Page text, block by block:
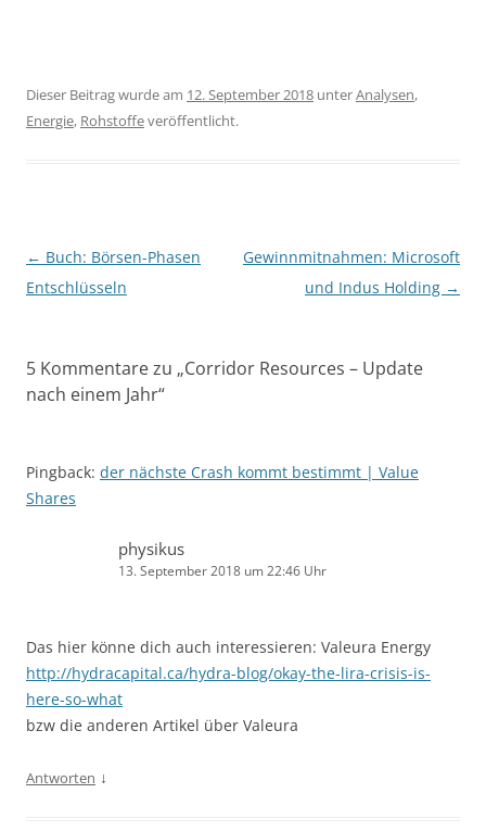
Dieser Beitrag wurde am 12. September 2018 unterAnalysen,
Energie, Rohstoffeveröffentlicht.
Beitragsnavigation
← Buch: Börsen-Phasen
Entschlüsseln
Gewinnmitnahmen: Microsoft
und Indus Holding →
5 Kommentare zu „Corridor Resources – Update
nach einem Jahr“
Pingback: der nächste Crash kommt bestimmt | Value
Shares
physikus
13. September 2018 um 22:46 Uhr
Das hier könne dich auch interessieren: Valeura Energy
http://hydracapital.ca/hydra-blog/okay-the-lira-crisis-is-
here-so-what
bzw die anderen Artikel über Valeura
Antworten ↓